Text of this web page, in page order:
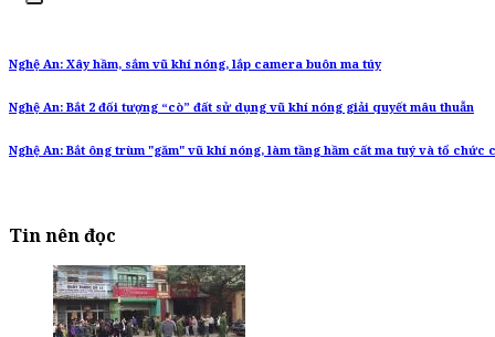
Nghệ An: Xây hầm, sắm vũ khí nóng, lắp camera buôn ma túy
Nghệ An: Bắt 2 đối tượng “cò” đất sử dụng vũ khí nóng giải quyết mâu thuẫn
Nghệ An: Bắt ông trùm "găm" vũ khí nóng, làm tầng hầm cất ma tuý và tổ chức
Tin nên đọc